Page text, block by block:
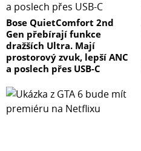
Bose QuietComfort 2nd
Gen přebírají funkce
dražších Ultra. Mají
prostorový zvuk, lepší ANC
a poslech přes USB-C